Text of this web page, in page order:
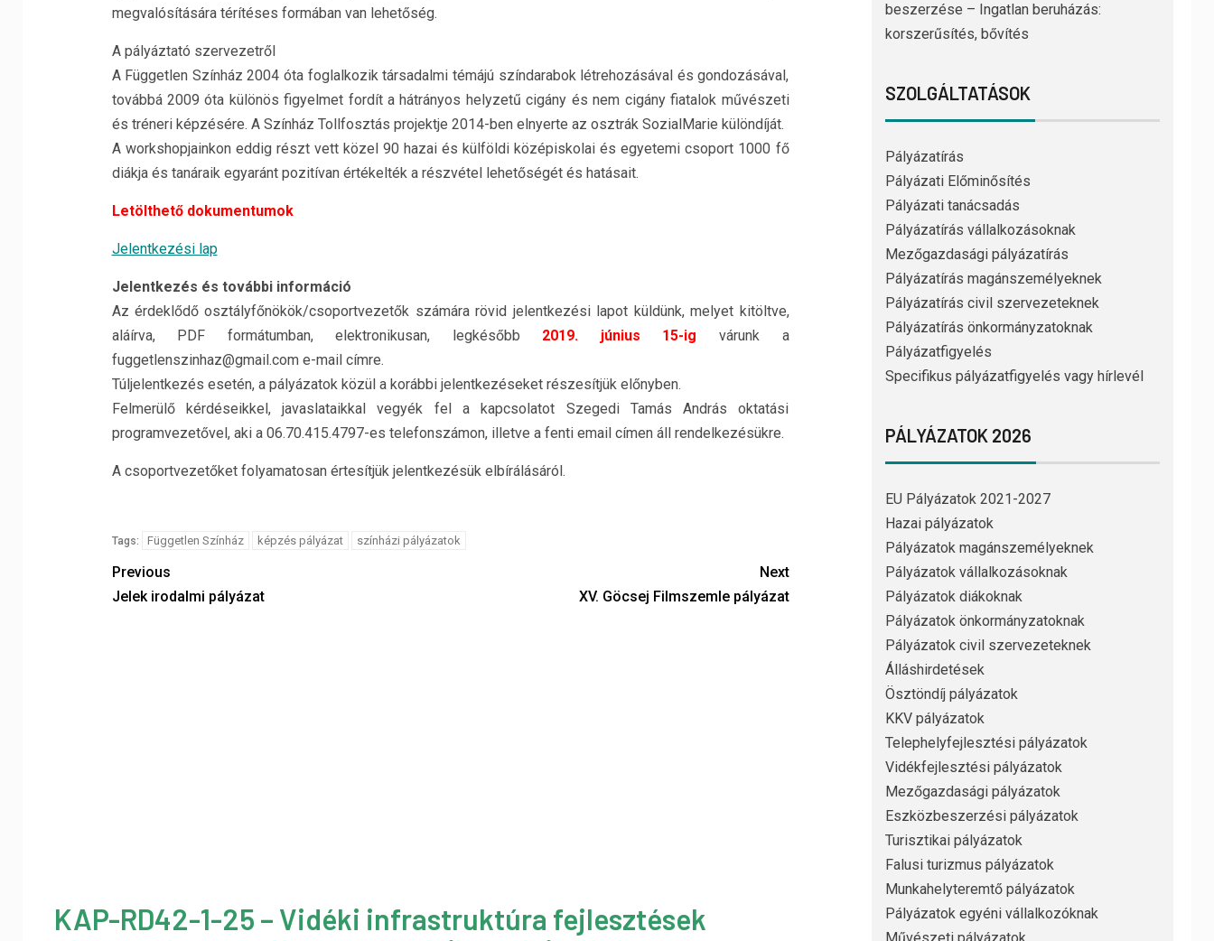
megvalósítására térítéses formában van lehetőség.
A pályáztató szervezetről
A Független Színház 2004 óta foglalkozik társadalmi témájú színdarabok létrehozásával és gondozásával,
továbbá 2009 óta különös figyelmet fordít a hátrányos helyzetű cigány és nem cigány fiatalok művészeti
és tréneri képzésére. A Színház Tollfosztás projektje 2014-ben elnyerte az osztrák SozialMarie különdíját.
A workshopjainkon eddig részt vett közel 90 hazai és külföldi középiskolai és egyetemi csoport 1000 fő
diákja és tanáraik egyaránt pozitívan értékelték a részvétel lehetőségét és hatásait.
Letölthető dokumentumok
Jelentkezési lap
Jelentkezés és további információ
Az érdeklődő osztályfőnökök/csoportvezetők számára rövid jelentkezési lapot küldünk, melyet kitöltve,
aláírva, PDF formátumban, elektronikusan, legkésőbb 2019. június 15-ig várunk a
fuggetlenszinhaz@gmail.com e-mail címre.
Túljelentkezés esetén, a pályázatok közül a korábbi jelentkezéseket részesítjük előnyben.
Felmerülő kérdéseikkel, javaslataikkal vegyék fel a kapcsolatot Szegedi Tamás András oktatási
programvezetővel, aki a 06.70.415.4797-es telefonszámon, illetve a fenti email címen áll rendelkezésükre.
A csoportvezetőket folyamatosan értesítjük jelentkezésük elbírálásáról.
Tags: Független Színház képzés pályázat színházi pályázatok
Previous
Jelek irodalmi pályázat
Next
XV. Göcsej Filmszemle pályázat
KAP-RD42-1-25 – Vidéki infrastruktúra fejlesztések
beszerzése – Ingatlan beruházás:
korszerűsítés, bővítés
SZOLGÁLTATÁSOK
Pályázatírás
Pályázati Előminősítés
Pályázati tanácsadás
Pályázatírás vállalkozásoknak
Mezőgazdasági pályázatírás
Pályázatírás magánszemélyeknek
Pályázatírás civil szervezeteknek
Pályázatírás önkormányzatoknak
Pályázatfigyelés
Specifikus pályázatfigyelés vagy hírlevél
PÁLYÁZATOK 2026
EU Pályázatok 2021-2027
Hazai pályázatok
Pályázatok magánszemélyeknek
Pályázatok vállalkozásoknak
Pályázatok diákoknak
Pályázatok önkormányzatoknak
Pályázatok civil szervezeteknek
Álláshirdetések
Ösztöndíj pályázatok
KKV pályázatok
Telephelyfejlesztési pályázatok
Vidékfejlesztési pályázatok
Mezőgazdasági pályázatok
Eszközbeszerzési pályázatok
Turisztikai pályázatok
Falusi turizmus pályázatok
Munkahelyteremtő pályázatok
Pályázatok egyéni vállalkozóknak